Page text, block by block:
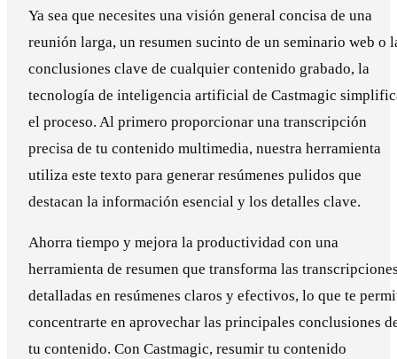
Ya sea que necesites una visión general concisa de una
reunión larga, un resumen sucinto de un seminario web o
conclusiones clave de cualquier contenido grabado, la
tecnología de inteligencia artificial de Castmagic
el proceso. Al primero proporcionar una transcripción
precisa de tu contenido multimedia, nuestra herramienta
utiliza este texto para generar resúmenes pulidos que
destacan la información esencial y los detalles clave.
Ahorra tiempo y mejora la productividad con una
herramienta de resumen que transforma las
detalladas en resúmenes claros y efectivos, lo que te
concentrarte en aprovechar las principales conclusiones
tu contenido. Con Castmagic, resumir tu contenido